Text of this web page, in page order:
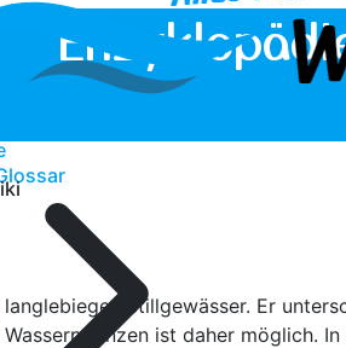
langlebieges Stillgewässer. Er
Wasserpflanzen ist daher möglich.